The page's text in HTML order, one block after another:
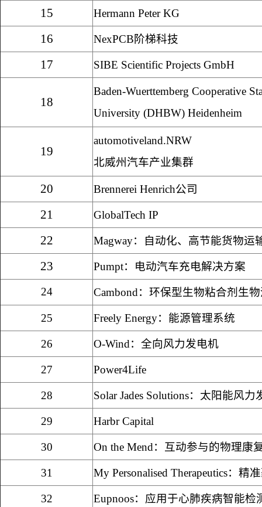
15 Hermann Peter KG
16 NexPCB阶梯科技
17 SIBE Scientific Projects GmbH
18
Baden-Wuerttemberg Cooperative
University (DHBW) Heidenheim
19
automotiveland.NRW
北威州汽车产业集群
20 Brennerei Henrich公司
21 GlobalTech IP
22 Magway：自动化、高节能货物运
23 Pumpt：电动汽车充电解决方案
24 Cambond：环保型生物粘合剂生
25 Freely Energy：能源管理系统
26 O-Wind：全向风力发电机
27 Power4Life
28 Solar Jades Solutions：太阳能风力
29 Harbr Capital
30 On the Mend：互动参与的物理康
31 My Personalised Therapeutics：精
32 Eupnoos：应用于心肺疾病智能检